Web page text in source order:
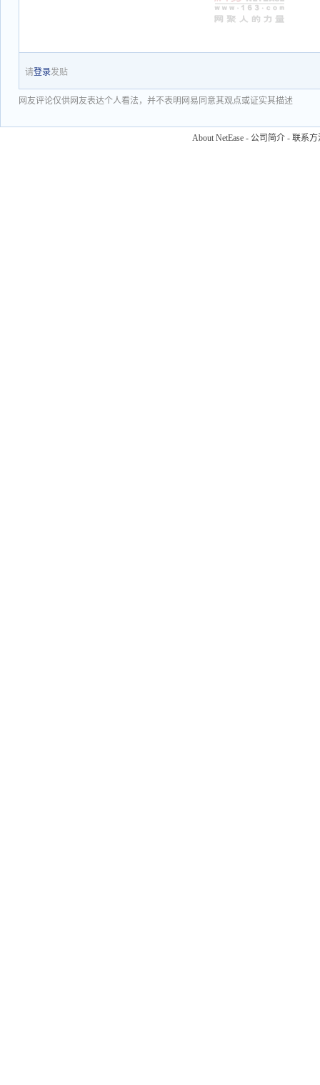
请登录发贴
网友评论仅供网友表达个人看法，并不表明网易同意其观点或证实其描述
About NetEase - 公司简介 - 联系方